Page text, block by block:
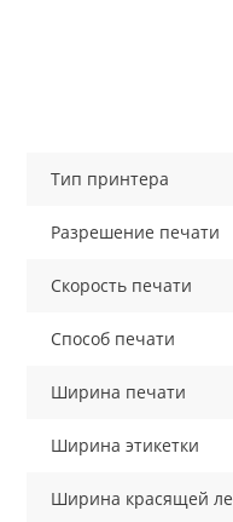
Тип принтера
Разрешение печати
Скорость печати
Способ печати
Ширина печати
Ширина этикетки
Ширина красящей